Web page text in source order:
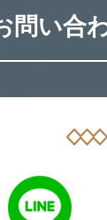
問い合
LINE